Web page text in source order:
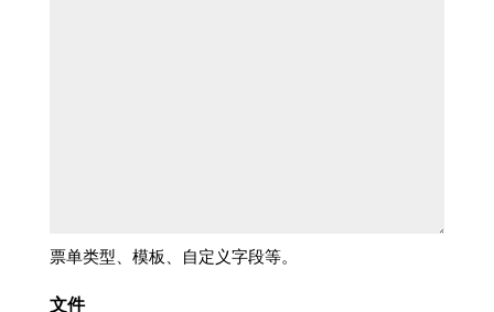
票单类型、模板、自定义字段等。
文件